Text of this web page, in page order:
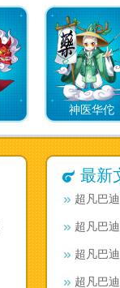
神医华佗
最新
超凡巴
超凡巴
超凡巴
超凡巴